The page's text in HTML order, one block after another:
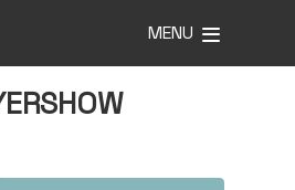
MENU